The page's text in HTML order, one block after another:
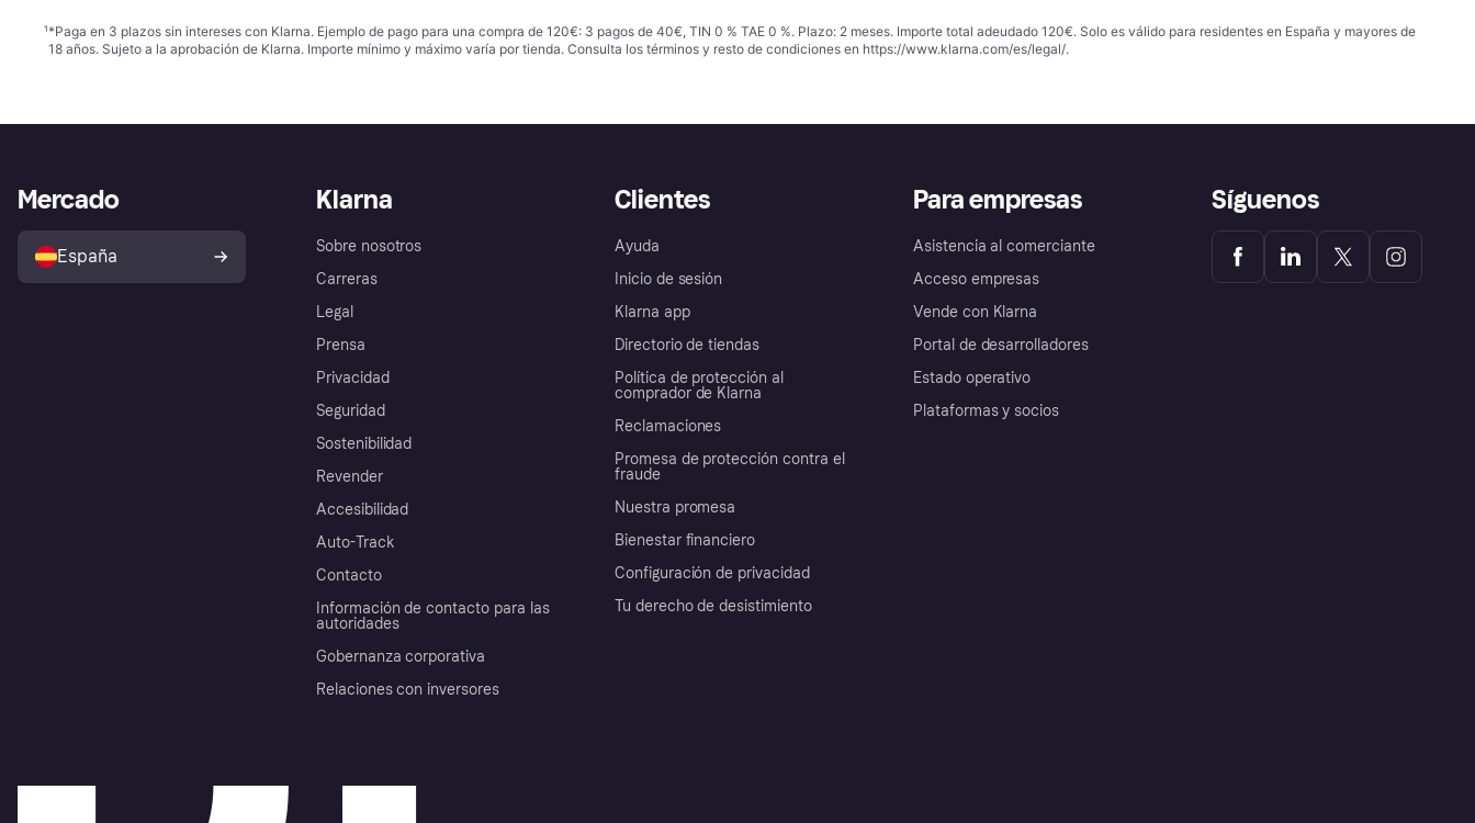
¹*Paga en 3 plazos sin intereses con Klarna. Ejemplo de pago para una compra de 120€: 3 pagos de 40€, TIN 0 % TAE 0 %. Plazo: 2 meses. Importe total adeudado 120€. Solo es válido para residentes en España y mayores de
18 años. Sujeto a la aprobación de Klarna. Importe mínimo y máximo varía por tienda. Consulta los términos y resto de condiciones en https://www.klarna.com/es/legal/.
Klarna
Sobre nosotros
Carreras
Legal
Prensa
Privacidad
Seguridad
Sostenibilidad
Revender
Accesibilidad
Auto-Track
Contacto
Información de contacto para las
autoridades
Gobernanza corporativa
Relaciones con inversores
Clientes
Ayuda
Inicio de sesión
Klarna app
Directorio de tiendas
Política de protección al
comprador de Klarna
Reclamaciones
Promesa de protección contra el
fraude
Nuestra promesa
Bienestar financiero
Configuración de privacidad
Tu derecho de desistimiento
Para empresas
Asistencia al comerciante
Acceso empresas
Vende con Klarna
Portal de desarrolladores
Estado operativo
Plataformas y socios
Mercado
España
Síguenos